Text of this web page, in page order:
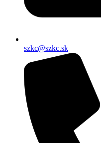
szkc@szkc.sk